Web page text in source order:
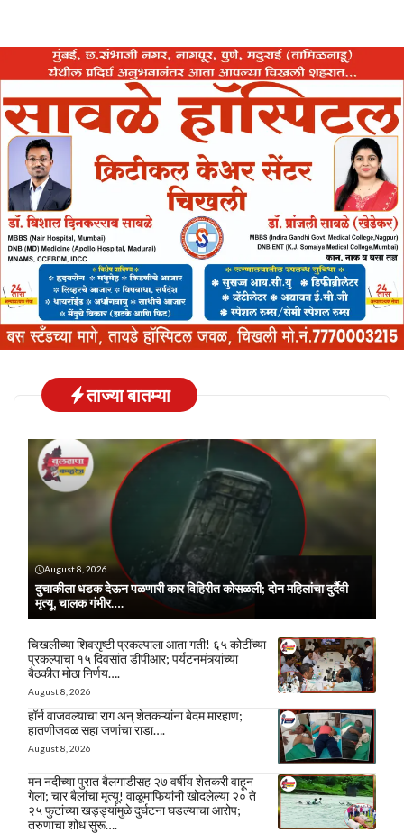
ताज्या बातम्या
August 8, 2026
दुचाकीला धडक देऊन पळणारी कार विहिरीत कोसळली; दोन महिलांचा दुर्दैवी
मृत्यू, चालक गंभीर….
चिखलीच्या शिवसृष्टी प्रकल्पाला आता गती! ६५ कोटींच्या
प्रकल्पाचा १५ दिवसांत डीपीआर; पर्यटनमंत्र्यांच्या
बैठकीत मोठा निर्णय….
August 8, 2026
हॉर्न वाजवल्याचा राग अन् शेतकऱ्यांना बेदम मारहाण;
हातणीजवळ सहा जणांचा राडा….
August 8, 2026
मन नदीच्या पुरात बैलगाडीसह २७ वर्षीय शेतकरी वाहून
गेला; चार बैलांचा मृत्यू! वाळूमाफियांनी खोदलेल्या २० ते
२५ फुटांच्या खड्ड्यांमुळे दुर्घटना घडल्याचा आरोप;
तरुणाचा शोध सुरू….